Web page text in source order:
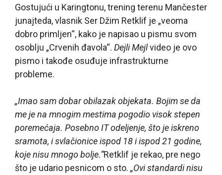
Gostujući u Karingtonu, trening terenu Mančester
junajteda, vlasnik Ser Džim Retklif je „veoma
dobro primljen“, kako je napisao u pismu svom
osoblju „Crvenih đavola“. Dejli Mejlvideo je ovo
pismo i takođe osuđuje infrastrukturne
probleme.
„Imao sam dobar obilazak objekata. Bojim se da
me je na mnogim mestima pogodio visok stepen
poremećaja. Posebno IT odeljenje, što je iskreno
sramota, i svlačionice ispod 18 i ispod 21 godine,
koje nisu mnogo bolje.“Retklif je rekao, pre nego
što je udario pesnicom o sto. „Ovi standardi nisu